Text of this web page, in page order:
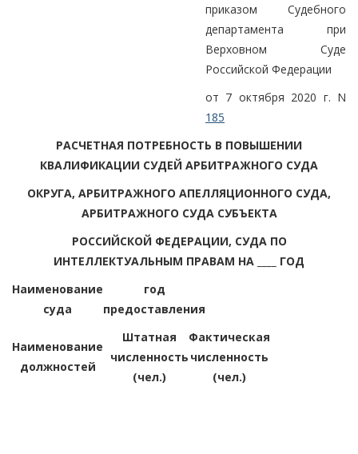
приказом Судебного
департамента при
Верховном Суде
Российской Федерации
от 7 октября 2020 г. N
185
РАСЧЕТНАЯ ПОТРЕБНОСТЬ В ПОВЫШЕНИИ
КВАЛИФИКАЦИИ СУДЕЙ АРБИТРАЖНОГО СУДА
ОКРУГА, АРБИТРАЖНОГО АПЕЛЛЯЦИОННОГО СУДА,
АРБИТРАЖНОГО СУДА СУБЪЕКТА
РОССИЙСКОЙ ФЕДЕРАЦИИ, СУДА ПО
ИНТЕЛЛЕКТУАЛЬНЫМ ПРАВАМ НА ____ ГОД
Наименование
суда
год
предоставления
Наименование
должностей
Штатная
численность
(чел.)
Фактическая
численность
(чел.)